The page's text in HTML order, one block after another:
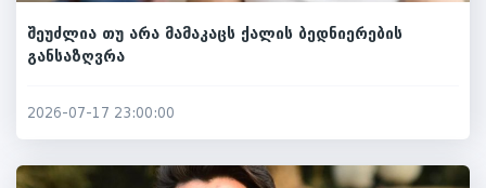
შეუძლია თუ არა მამაკაცს ქალის ბედნიერების
განსაზღვრა
2026-07-17 23:00:00